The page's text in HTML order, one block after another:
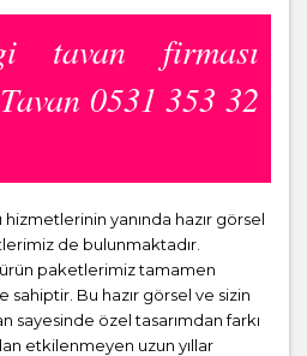
tavan firması
0531 353 32
yanında hazır görsel
de bulunmaktadır.
ürün paketlerimiz tamamen
Bu hazır görsel ve sizin
sayesinde özel tasarımdan farkı
etkilenmeyen uzun yıllar